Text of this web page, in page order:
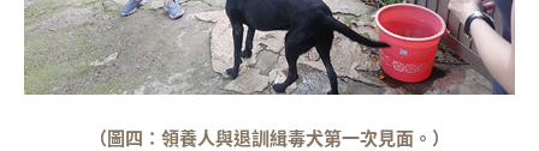
（圖四：領養人與退訓緝毒犬第一次見面。）